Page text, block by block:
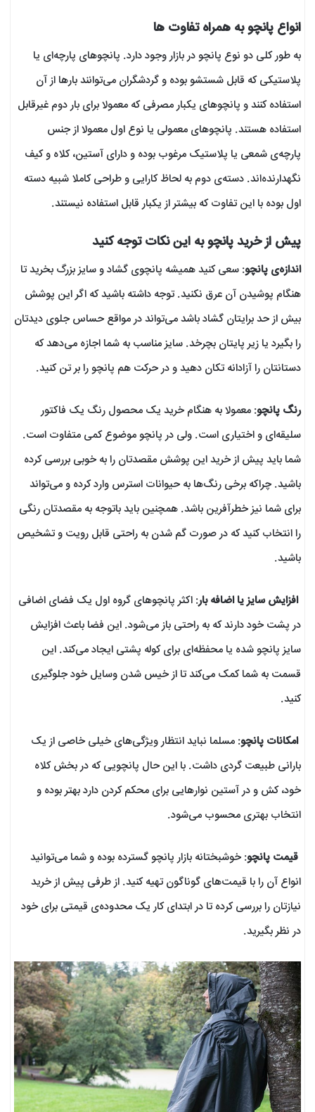
انواع پانچو به همراه تفاوت ها
به طور کلی دو نوع پانچو در بازار وجود دارد. پانچوهای پارچه‌ای یا
پلاستیکی که قابل شستشو بوده و گردشگران می‌توانند بارها از آن
استفاده کنند و پانچوهای یکبار مصرفی که معمولا برای بار دوم غیرقابل
استفاده هستند. پانچوهای معمولی یا نوع اول معمولا از جنس
پارچه‌ی شمعی یا پلاستیک مرغوب بوده و دارای آستین، کلاه و کیف
نگهدارنده‌اند. دسته‌ی دوم به لحاظ کارایی و طراحی کاملا شبیه دسته
اول بوده با این تفاوت که بیشتر از یکبار قابل استفاده نیستند.
پیش از خرید پانچو به این نکات توجه کنید
اندازه‌ی پانچو: سعی کنید همیشه پانچوی گشاد و سایز بزرگ بخرید تا
هنگام پوشیدن آن عرق نکنید. توجه داشته باشید که اگر این پوشش
بیش از حد برایتان گشاد باشد می‌تواند در مواقع حساس جلوی دیدتان
را بگیرد یا زیر پایتان بچرخد. سایز مناسب به شما اجازه می‌دهد که
دستانتان را آزادانه تکان دهید و در حرکت هم پانچو را بر تن کنید.
رنگ پانچو: معمولا به هنگام خرید یک محصول رنگ یک فاکتور
سلیقه‌ای و اختیاری است. ولی در پانچو موضوع کمی متفاوت است.
شما باید پیش از خرید این پوشش مقصدتان را به خوبی بررسی کرده
باشید. چراکه برخی رنگ‌ها به حیوانات استرس وارد کرده و می‌تواند
برای شما نیز خطرآفرین باشد. همچنین باید باتوجه به مقصدتان رنگی
را انتخاب کنید که در صورت گم شدن به راحتی قابل رویت و تشخیص
باشید.
افزایش سایز یا اضافه بار: اکثر پانچوهای گروه اول یک فضای اضافی
در پشت خود دارند که به راحتی باز می‌شود. این فضا باعث افزایش
سایز پانچو شده یا محفظه‌ای برای کوله پشتی ایجاد می‌کند. این
قسمت به شما کمک می‌کند تا از خیس شدن وسایل خود جلوگیری
کنید.
امکانات پانچو: مسلما نباید انتظار ویژگی‌های خیلی خاصی از یک
بارانی طبیعت گردی داشت. با این حال پانچویی که در بخش کلاه
خود، کش و در آستین نوارهایی برای محکم کردن دارد بهتر بوده و
انتخاب بهتری محسوب می‌شود.
قیمت پانچو: خوشبختانه بازار پانچو گسترده بوده و شما می‌توانید
انواع آن را با قیمت‌های گوناگون تهیه کنید. از طرفی پیش از خرید
نیازتان را بررسی کرده تا در ابتدای کار یک محدود‌ه‌ی قیمتی برای خود
در نظر بگیرید.